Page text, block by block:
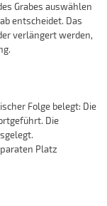
Grabes auswählen
entscheidet. Das
verlängert werden,
Folge belegt: Die
Die
Platz